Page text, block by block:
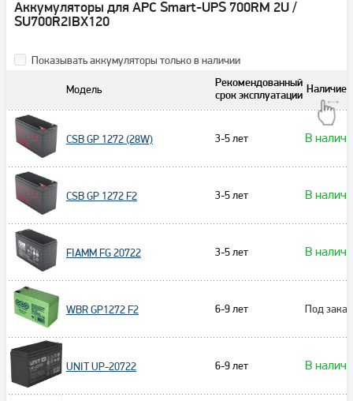
Аккумуляторы для APC Smart-UPS 700RM 2U /
SU700R2IBX120
Показывать аккумуляторы только в наличии
Модель
Рекомендованный
срок эксплуатации
Наличие
CSB GP 1272 (28W) 3-5 лет В
CSB GP 1272 F2 3-5 лет В
FIAMM FG 20722 3-5 лет В
WBR GP1272 F2 6-9 лет Под заказ
UNIT UP-20722 6-9 лет В